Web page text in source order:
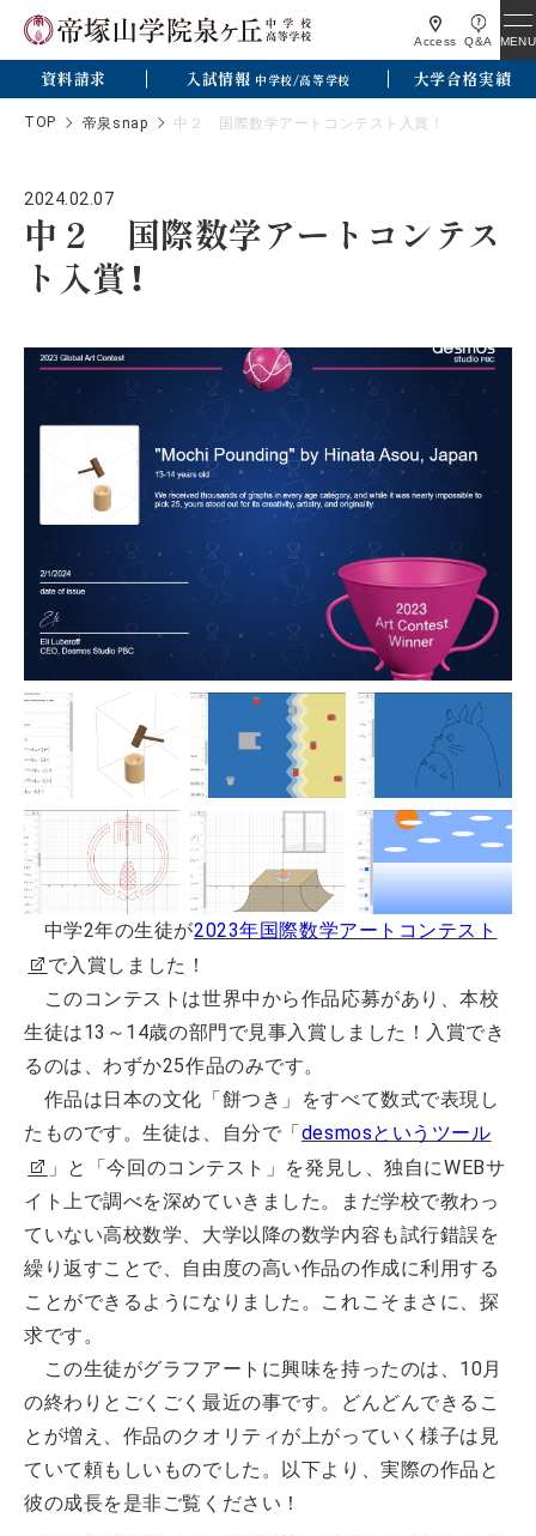
Access Q&A MENU
資料請求 入試情報 中学校/高等学校 大学合格実績
TOP 帝泉snap 中２ 国際数学アートコンテスト入賞！
2024.02.07
中２ 国際数学アートコンテス
ト入賞！
中学2年の生徒が2023年国際数学アートコンテスト
で入賞しました！
このコンテストは世界中から作品応募があり、本校
生徒は13～14歳の部門で見事入賞しました！入賞でき
るのは、わずか25作品のみです。
作品は日本の文化「餅つき」をすべて数式で表現し
たものです。生徒は、自分で「 desmosというツール
」と「今回のコンテスト」を発見し、独自にWEBサ
イト上で調べを深めていきました。まだ学校で教わっ
ていない高校数学、大学以降の数学内容も試行錯誤を
繰り返すことで、自由度の高い作品の作成に利用する
ことができるようになりました。これこそまさに、探
求です。
この生徒がグラフアートに興味を持ったのは、10月
の終わりとごくごく最近の事です。どんどんできるこ
とが増え、作品のクオリティが上がっていく様子は見
ていて頼もしいものでした。以下より、実際の作品と
彼の成長を是非ご覧ください！